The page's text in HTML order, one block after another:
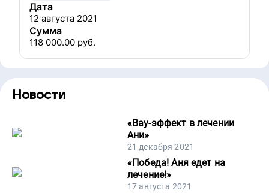
Дата
12 августа 2021
Сумма
118 000.00 руб.
Новости
«Вау-эффект в лечении
Ани»
21 декабря 2021
«Победа! Аня едет на
лечение!»
17 августа 2021